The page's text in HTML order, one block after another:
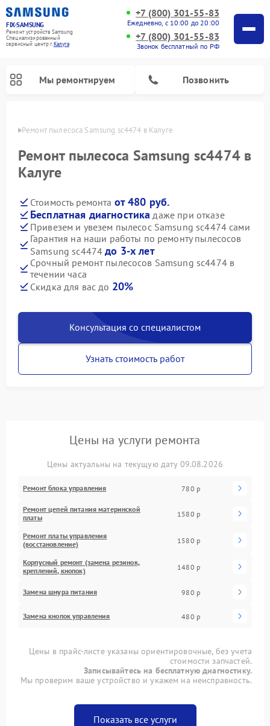
FIX-SAMSUNG
Ремонт устройств Samsung
Специализированный
cервисный центр г.Калуга
+7 (800) 301-55-83
Ежедневно, с 10:00 до 20:00
+7 (800) 301-55-83
Звонок бесплатный по РФ
Мы ремонтируем Позвонить
Ремонт пылесоса Samsung sc4474 в Калуге
Ремонт пылесоса Samsung sc4474 в
Калуге
Стоимость ремонта от 480 руб.
Бесплатная диагностика даже при отказе
Привезем и увезем пылесос Samsung sc4474 сами
Гарантия на наши работы по ремонту пылесосов
Samsung sc4474до 3-х лет
Срочный ремонт пылесосов Samsung sc4474 в
течении часа
Скидка для вас до 20%
Консультация со специалистом
Узнать стоимость работ
Цены на услуги ремонта
Цены актуальны на текущую дату 09.08.2026
Ремонт блока управления 780 р
Ремонт цепей питания материнской
платы
1580 р
Ремонт платы управления
(восстановление)
1580 р
Корпусный ремонт (замена резинок,
креплений, кнопок)
1480 р
Замена шнура питания 980 р
Замена кнопок управления 480 р
Цены в прайс-листе указаны ориентировочные, без учета
стоимости запчастей.
Записывайтесь на бесплатную диагностику.
Мы проверим ваше устройство и укажем на неисправность.
Показать все услуги